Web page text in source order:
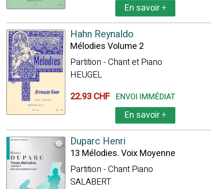
En savoir+
Hahn Reynaldo
Mélodies Volume 2
Partition - Chant et Piano
HEUGEL
22.93 CHF ENVOI IMMÉDIAT
En savoir+
Duparc Henri
13 Mélodies. Voix Moyenne
Partition - Chant Piano
SALABERT